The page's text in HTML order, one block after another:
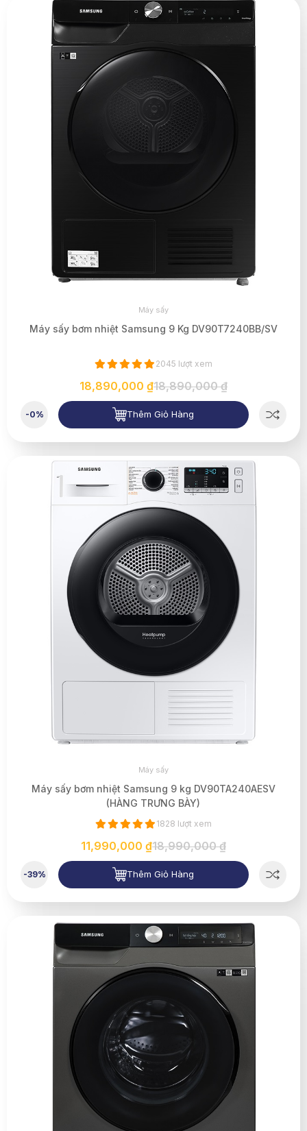
Máy sấy
Máy sấy bơm nhiệt Samsung 9 Kg DV90T7240BB/SV
2045 lượt xem
18,890,000 ₫18,890,000 ₫
-0% Thêm Giỏ Hàng
Máy sấy
Máy sấy bơm nhiệt Samsung 9 kg DV90TA240AESV
(HÀNG TRƯNG BÀY)
1828 lượt xem
11,990,000 ₫18,990,000 ₫
-39% Thêm Giỏ Hàng